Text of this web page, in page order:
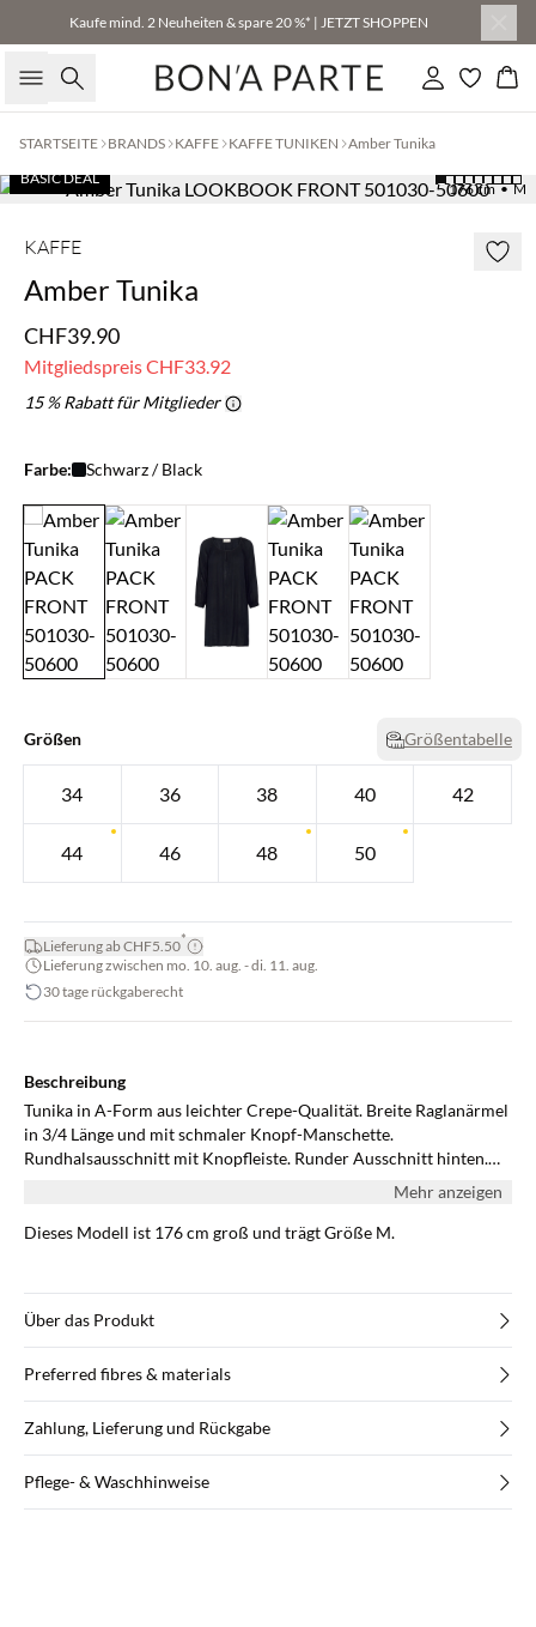
Kaufe mind. 2 Neuheiten & spare 20 %* | JETZT SHOPPEN
Suche Einloggen
STARTSEITE BRANDS KAFFE KAFFE TUNIKEN Amber Tunika
176 cm • M
BASIC DEAL
KAFFE
Amber Tunika
CHF39.90
MitgliedspreisCHF33.92
15 % Rabatt für Mitglieder
Farbe: Schwarz / Black
Größen Größentabelle
34 36 38 40 42
44 46 48 50
Lieferung ab CHF5.50*
Lieferung zwischen mo. 10. aug. - di. 11. aug.
30 tage rückgaberecht
Beschreibung
Tunika in A-Form aus leichter Crepe-Qualität. Breite Raglanärmel
in 3/4 Länge und mit schmaler Knopf-Manschette.
Rundhalsausschnitt mit Knopfleiste. Runder Ausschnitt hinten.
Mit Leggings und Stiefeln kombiniert, wird diese schöne Tunika zu
einem schicken Outfit für den Alltag und für festliche Anlässe.
Mehr anzeigen
Dieses Modell ist 176 cm groß und trägt Größe M.
Über das Produkt
Preferred fibres & materials
Zahlung, Lieferung und Rückgabe
Pflege- & Waschhinweise